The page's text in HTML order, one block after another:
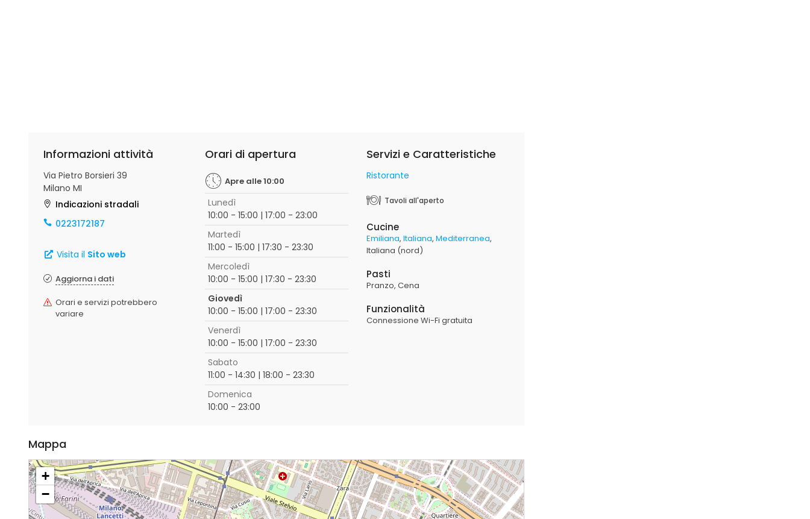
Informazioni attività
Via Pietro Borsieri 39
Milano MI
Indicazioni stradali
0223172187
Visita il Sito web
Aggiorna i dati
Orari e servizi potrebbero
variare
Orari di apertura
Apre alle 10:00
Lunedì
10:00 - 15:00 | 17:00 - 23:00
Martedì
11:00 - 15:00 | 17:30 - 23:30
Mercoledì
10:00 - 15:00 | 17:30 - 23:30
Giovedì
10:00 - 15:00 | 17:00 - 23:30
Venerdì
10:00 - 15:00 | 17:00 - 23:30
Sabato
11:00 - 14:30 | 18:00 - 23:30
Domenica
10:00 - 23:00
Servizi e Caratteristiche
Ristorante
Tavoli all'aperto
Cucine
Emiliana Italiana Mediterranea
Italiana (nord)
Pasti
Pranzo Cena
Funzionalità
Connessione Wi-Fi gratuita
Mappa
+
−